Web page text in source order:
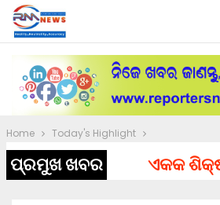
Home Today's Highlight
ପ୍ରମୁଖ ଖବର ଏକକ